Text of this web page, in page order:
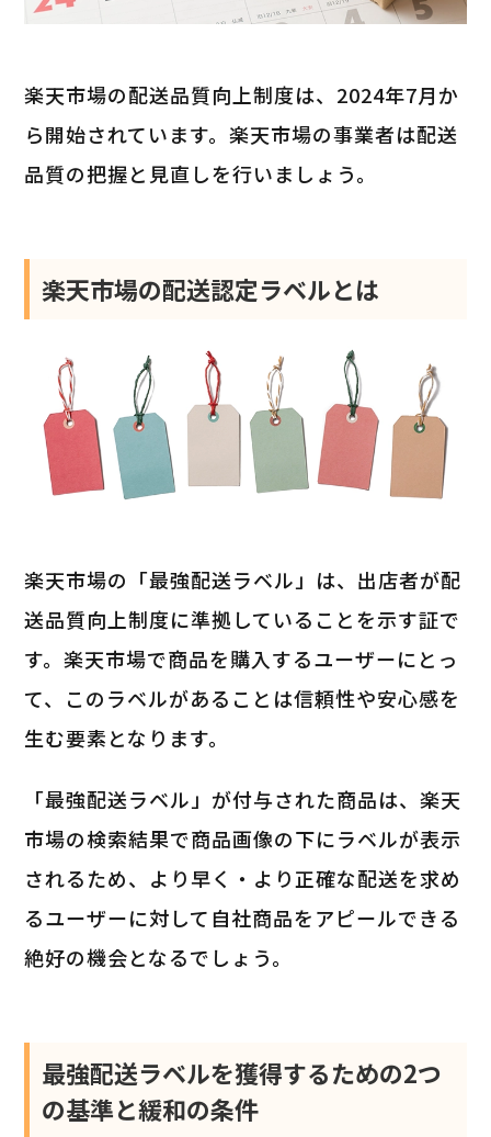
楽天市場の配送品質向上制度は、2024年7月か
ら開始されています。楽天市場の事業者は配送
品質の把握と見直しを行いましょう。
楽天市場の配送認定ラベルとは
楽天市場の「最強配送ラベル」は、出店者が配
送品質向上制度に準拠していることを示す証で
す。楽天市場で商品を購入するユーザーにとっ
て、このラベルがあることは信頼性や安心感を
生む要素となります。
「最強配送ラベル」が付与された商品は、楽天
市場の検索結果で商品画像の下にラベルが表示
されるため、より早く・より正確な配送を求め
るユーザーに対して自社商品をアピールできる
絶好の機会となるでしょう。
最強配送ラベルを獲得するための2つ
の基準と緩和の条件